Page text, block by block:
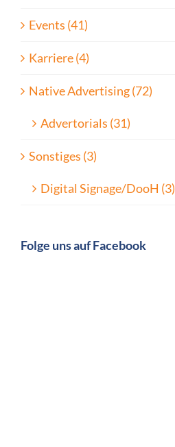
Events (41)
Karriere (4)
Native Advertising (72)
Advertorials (31)
Sonstiges (3)
Digital Signage/DooH (3)
Folge uns auf Facebook